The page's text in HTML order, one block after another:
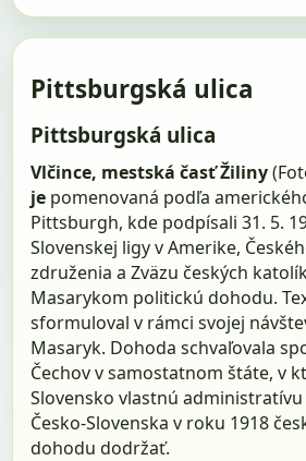
Pittsburgská ulica
Pittsburgská ulica
Vlčince, mestská časť Žiliny
je pomenovaná podľa
Pittsburgh, kde podpísali 31. 5.
Slovenskej ligy v Amerike,
združenia a Zväzu českých
Masarykom politickú dohodu.
sformuloval v rámci svojej
Masaryk. Dohoda schvaľovala
Čechov v samostatnom štáte, v
Slovensko vlastnú administratívu
Česko-Slovenska v roku 1918
dohodu dodržať.